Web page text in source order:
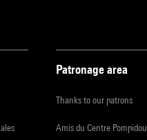
Patronage area
Thanks to our patrons
Amis du Centre Pompidou